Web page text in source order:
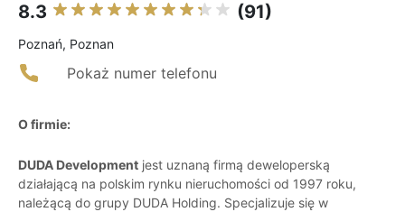
8.3 (91)
Poznań, Poznan
Pokaż numer telefonu
O firmie:
DUDA Development jest uznaną firmą deweloperską
działającą na polskim rynku nieruchomości od 1997 roku,
należącą do grupy DUDA Holding. Specjalizuje się w